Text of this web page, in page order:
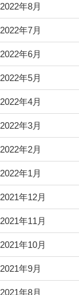
2022年8月
2022年7月
2022年6月
2022年5月
2022年4月
2022年3月
2022年2月
2022年1月
2021年12月
2021年11月
2021年10月
2021年9月
2021年8月